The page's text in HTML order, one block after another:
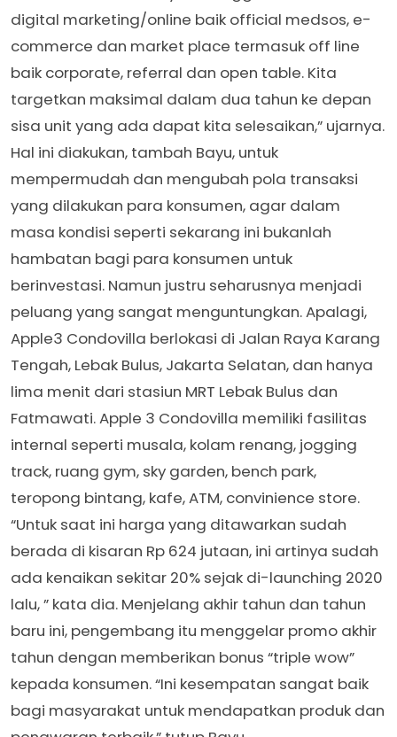
digital marketing/online baik official medsos, e-
commerce dan market place termasuk off line
baik corporate, referral dan open table. Kita
targetkan maksimal dalam dua tahun ke depan
sisa unit yang ada dapat kita selesaikan,” ujarnya.
Hal ini diakukan, tambah Bayu, untuk
mempermudah dan mengubah pola transaksi
yang dilakukan para konsumen, agar dalam
masa kondisi seperti sekarang ini bukanlah
hambatan bagi para konsumen untuk
berinvestasi. Namun justru seharusnya menjadi
peluang yang sangat menguntungkan. Apalagi,
Apple3 Condovilla berlokasi di Jalan Raya Karang
Tengah, Lebak Bulus, Jakarta Selatan, dan hanya
lima menit dari stasiun MRT Lebak Bulus dan
Fatmawati. Apple 3 Condovilla memiliki fasilitas
internal seperti musala, kolam renang, jogging
track, ruang gym, sky garden, bench park,
teropong bintang, kafe, ATM, convinience store.
“Untuk saat ini harga yang ditawarkan sudah
berada di kisaran Rp 624 jutaan, ini artinya sudah
ada kenaikan sekitar 20% sejak di-launching 2020
lalu, ” kata dia. Menjelang akhir tahun dan tahun
baru ini, pengembang itu menggelar promo akhir
tahun dengan memberikan bonus “triple wow”
kepada konsumen. “Ini kesempatan sangat baik
bagi masyarakat untuk mendapatkan produk dan